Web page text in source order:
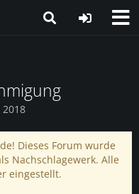
Dieses Forum wurde
Nachschlagewerk. Alle
eingestellt.